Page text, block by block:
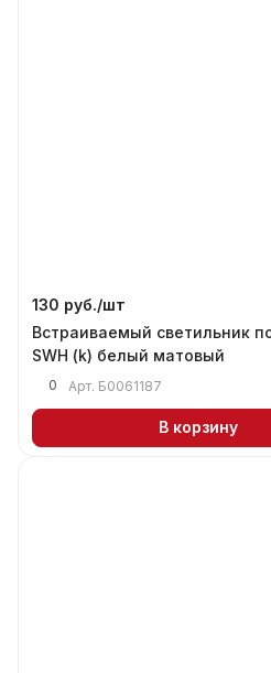
130 руб./шт
Встраиваемый светильник
SWH (k) белый матовый
0 Арт. Б0061187
В корзину